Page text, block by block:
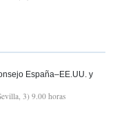
España–EE.UU. y
3) 9.00 horas